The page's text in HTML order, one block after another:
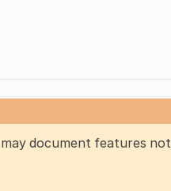
document features not